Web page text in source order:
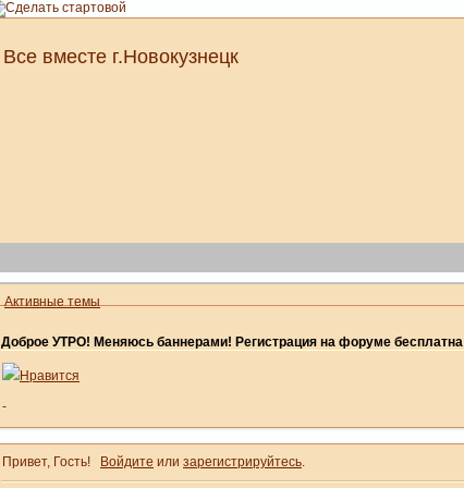
Все вместе г.Новокузнецк
Активные темы
Доброе УТРО! Меняюсь баннерами! Регистрация на форуме бесплатна
Нравится
-
Привет, Гость! Войдите или зарегистрируйтесь.